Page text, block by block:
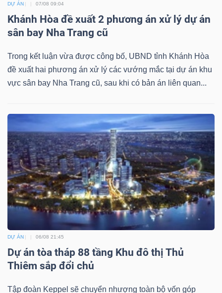
DỰ ÁN 07/08 09:04
Khánh Hòa đề xuất 2 phương án xử lý dự án
sân bay Nha Trang cũ
Trong kết luận vừa được công bố, UBND tỉnh Khánh Hòa
đề xuất hai phương án xử lý các vướng mắc tại dự án khu
vực sân bay Nha Trang cũ, sau khi có bản án liên quan...
DỰ ÁN 06/08 21:45
Dự án tòa tháp 88 tầng Khu đô thị Thủ
Thiêm sắp đổi chủ
Tập đoàn Keppel sẽ chuyển nhượng toàn bộ vốn góp